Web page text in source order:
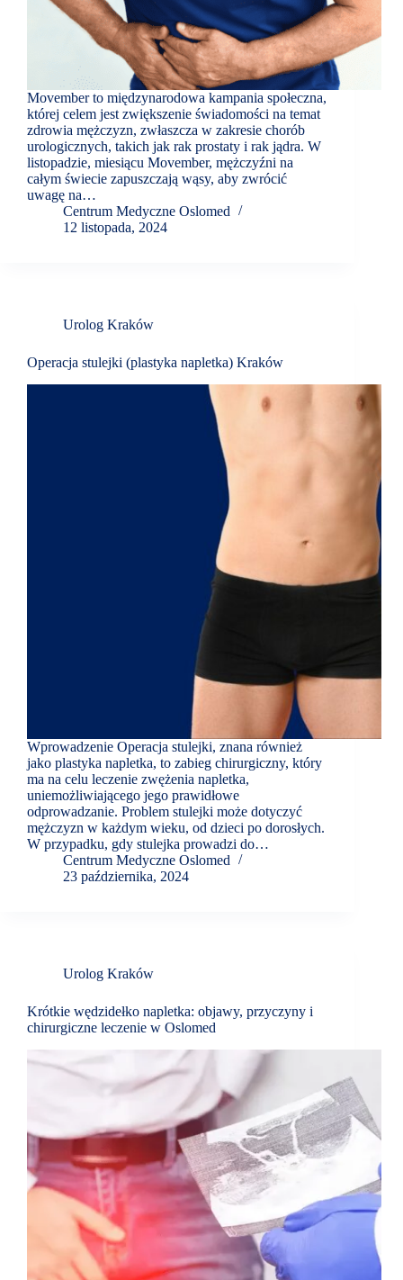
Movember to międzynarodowa kampania społeczna,
której celem jest zwiększenie świadomości na temat
zdrowia mężczyzn, zwłaszcza w zakresie chorób
urologicznych, takich jak rak prostaty i rak jądra. W
listopadzie, miesiącu Movember, mężczyźni na
całym świecie zapuszczają wąsy, aby zwrócić
uwagę na…
Centrum Medyczne Oslomed
12 listopada, 2024
Urolog Kraków
Operacja stulejki (plastyka napletka) Kraków
Wprowadzenie Operacja stulejki, znana również
jako plastyka napletka, to zabieg chirurgiczny, który
ma na celu leczenie zwężenia napletka,
uniemożliwiającego jego prawidłowe
odprowadzanie. Problem stulejki może dotyczyć
mężczyzn w każdym wieku, od dzieci po dorosłych.
W przypadku, gdy stulejka prowadzi do…
Centrum Medyczne Oslomed
23 października, 2024
Urolog Kraków
Krótkie wędzidełko napletka: objawy, przyczyny i
chirurgiczne leczenie w Oslomed